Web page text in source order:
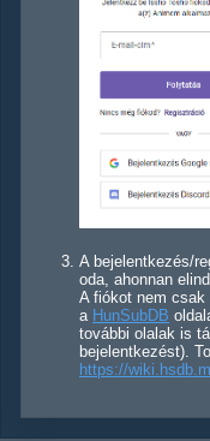
A bejelentkezés/
oda, ahonnan
A fiókot nem csak
a HunSubDB
további olalak is
bejelentkezést).
https://